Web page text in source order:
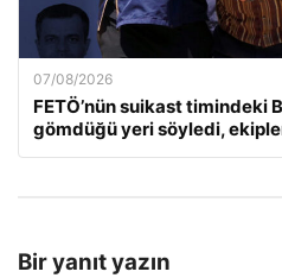
07/08/2026
FETÖ’nün suikast timindeki
gömdüğü yeri söyledi,
Bir yanıt yazın